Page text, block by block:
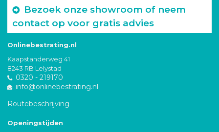
Bezoek onze showroom of neem
contact op voor gratis advies
Onlinebestrating.nl
Kaapstanderweg 41
8243 RB Lelystad
0320 - 219170
info@onlinebestrating.nl
Routebeschrijving
Openingstijden